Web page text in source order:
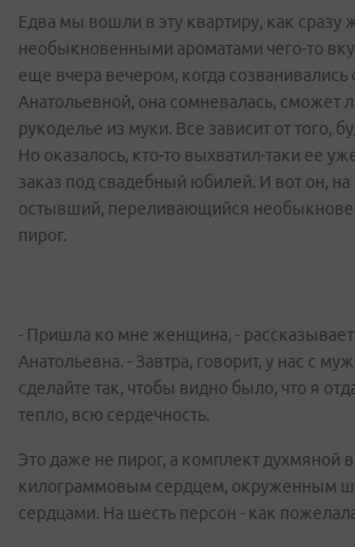
Едва мы вошли в эту квартиру, как сразу
необыкновенными ароматами чего-то
еще вчера вечером, когда созванивались
Анатольевной, она сомневалась, сможет
рукоделье из муки. Все зависит от того,
Но оказалось, кто-то выхватил-таки ее
заказ под свадебный юбилей. И вот он,
остывший, переливающийся
пирог.
- Пришла ко мне женщина, - рассказывает
Анатольевна. - Завтра, говорит, у нас с
сделайте так, чтобы видно было, что я
тепло, всю сердечность.
Это даже не пирог, а комплект духмяной
килограммовым сердцем, окруженным
сердцами. На шесть персон - как